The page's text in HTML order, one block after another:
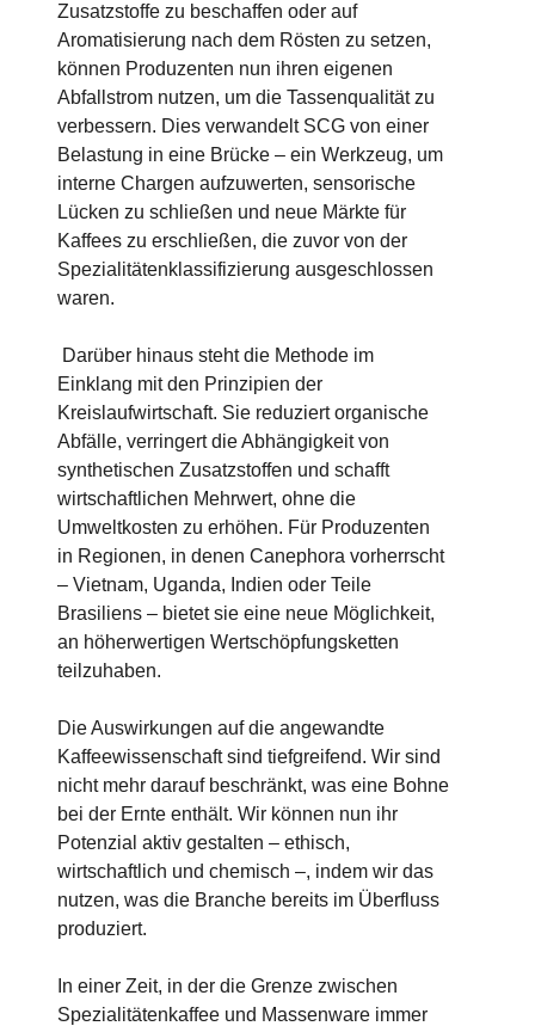
Zusatzstoffe zu beschaffen oder auf
Aromatisierung nach dem Rösten zu setzen,
können Produzenten nun ihren eigenen
Abfallstrom nutzen, um die Tassenqualität zu
verbessern. Dies verwandelt SCG von einer
Belastung in eine Brücke – ein Werkzeug, um
interne Chargen aufzuwerten, sensorische
Lücken zu schließen und neue Märkte für
Kaffees zu erschließen, die zuvor von der
Spezialitätenklassifizierung ausgeschlossen
waren.
Darüber hinaus steht die Methode im
Einklang mit den Prinzipien der
Kreislaufwirtschaft. Sie reduziert organische
Abfälle, verringert die Abhängigkeit von
synthetischen Zusatzstoffen und schafft
wirtschaftlichen Mehrwert, ohne die
Umweltkosten zu erhöhen. Für Produzenten
in Regionen, in denen Canephora vorherrscht
– Vietnam, Uganda, Indien oder Teile
Brasiliens – bietet sie eine neue Möglichkeit,
an höherwertigen Wertschöpfungsketten
teilzuhaben.
Die Auswirkungen auf die angewandte
Kaffeewissenschaft sind tiefgreifend. Wir sind
nicht mehr darauf beschränkt, was eine Bohne
bei der Ernte enthält. Wir können nun ihr
Potenzial aktiv gestalten – ethisch,
wirtschaftlich und chemisch –, indem wir das
nutzen, was die Branche bereits im Überfluss
produziert.
In einer Zeit, in der die Grenze zwischen
Spezialitätenkaffee und Massenware immer